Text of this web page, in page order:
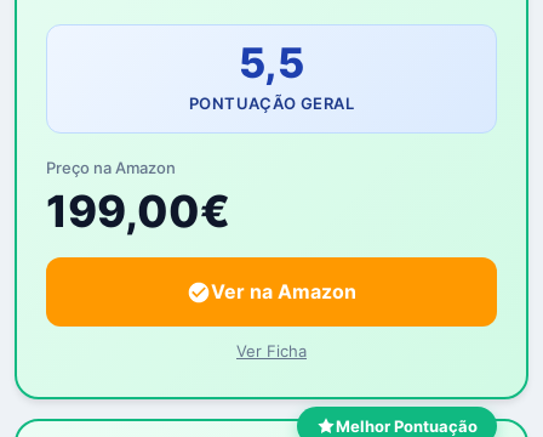
5,5
PONTUAÇÃO GERAL
Preço na Amazon
199,00€
Ver na Amazon
Ver Ficha
Melhor Pontuação